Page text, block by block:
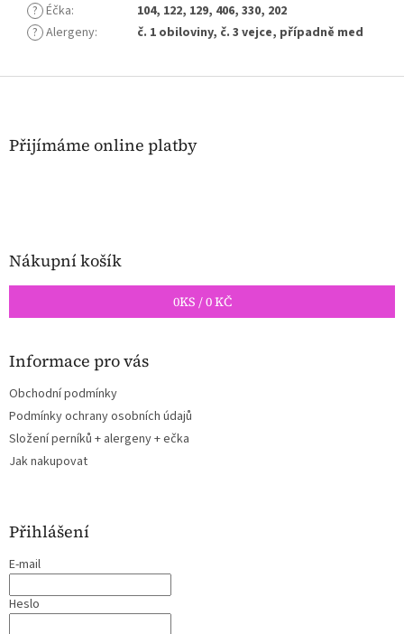
? Éčka:
104, 122, 129, 406, 330, 202
? Alergeny: č. 1 obiloviny, č. 3 vejce, případně med
Z
Přijímáme online platby
Nákupní košík
0KS /0 KČ
Informace pro vás
Obchodní podmínky
Podmínky ochrany osobních údajů
Složení perníků + alergeny + ečka
Jak nakupovat
Přihlášení
E-mail
Heslo